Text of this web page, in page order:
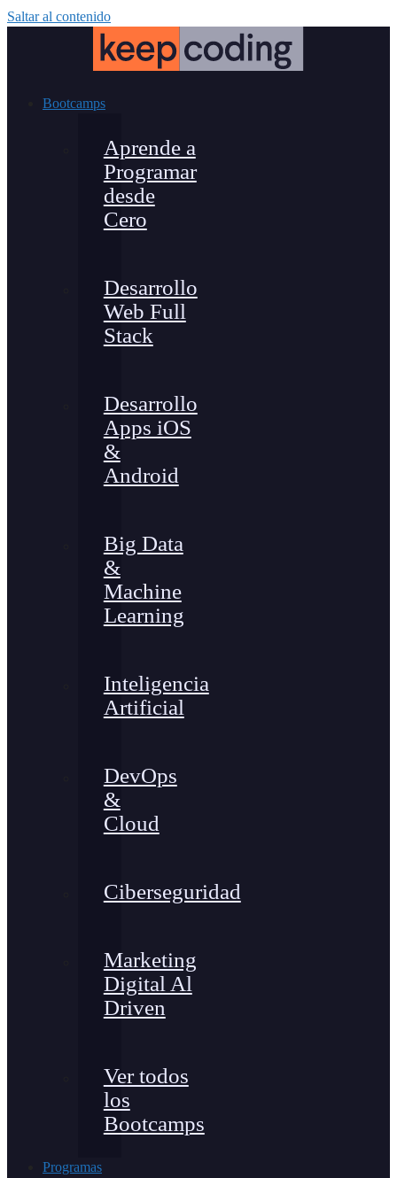
Saltar al contenido
Bootcamps
Aprende a
Programar
desde
Cero
Desarrollo
Web Full
Stack
Desarrollo
Apps iOS
&
Android
Big Data
&
Machine
Learning
Inteligencia
Artificial
DevOps
&
Cloud
Ciberseguridad
Marketing
Digital Al
Driven
Ver todos
los
Bootcamps
Programas